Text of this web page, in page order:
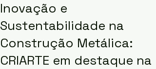
Inovação e
Sustentabilidade na
Construção Metálica:
CRIARTE em destaque na